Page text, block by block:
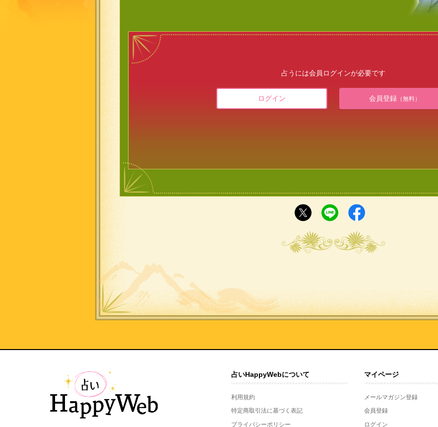
占うには会員ログインが必要です
ログイン 会員登録 （無料）
占いHappyWebについて
利用規約
特定商取引法に基づく表記
プライバシーポリシー
マイページ
メールマガジン登録
会員登録
ログイン